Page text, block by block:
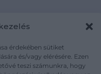
érdekében sütiket
és/vagy elérésére. Ezen
teszi számunkra, hogy